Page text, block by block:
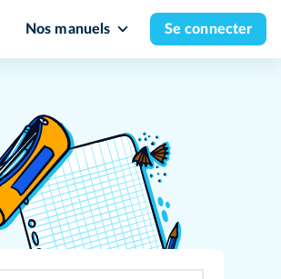
Nos manuels Se connecter